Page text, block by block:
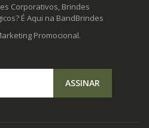
Corporativos, Brindes
É Aqui na BandBrindes
Promocional.
ASSINAR